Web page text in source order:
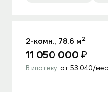
2-комн., 78.6 м2
11 050 000 ₽
В ипотеку: от 53 040/мес